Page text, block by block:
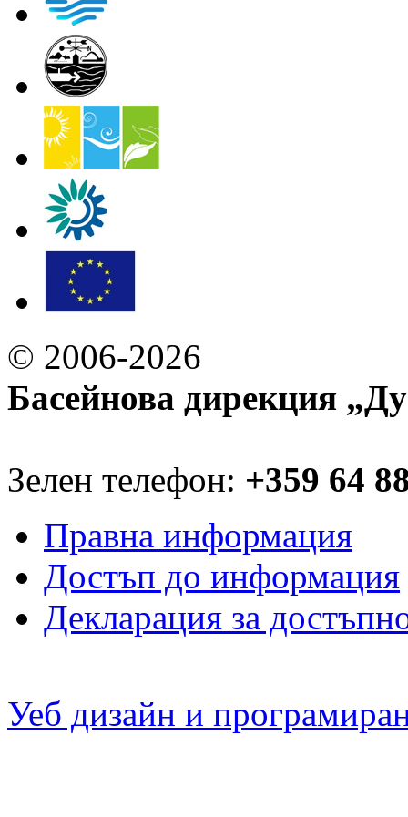
© 2006-2026
Басейнова дирекция
Зелен телефон: +359 64
Правна информация
Достъп до информация
Декларация за
Уеб дизайн и